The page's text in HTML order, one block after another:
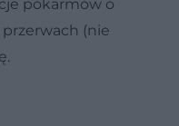
pokarmów o
(nie